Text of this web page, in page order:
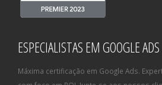
ESPECIALISTAS EM GOOGLE ADS
Máxima certificação em Google Ads.